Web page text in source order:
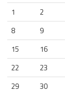
1
2
8
9
15
16
22
23
29
30